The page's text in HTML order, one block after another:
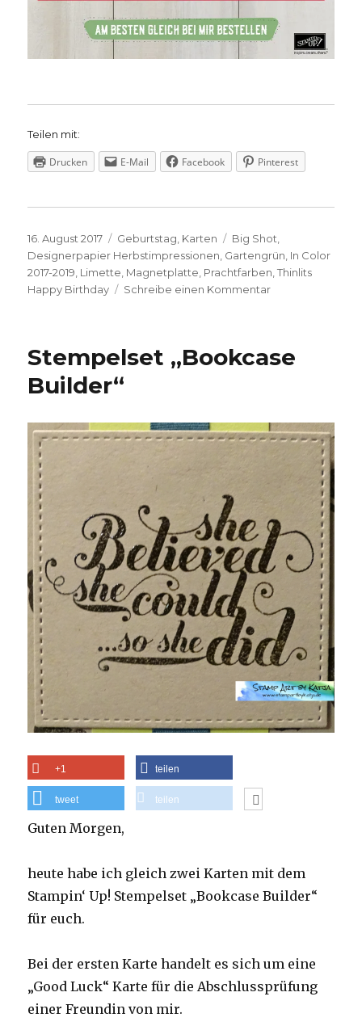
Teilen mit:
Drucken E-Mail Facebook Pinterest
Veröffentlicht
am
16. August 2017 Kategorien
Geburtstag, Karten Schlagwörter
Big Shot,
Designerpapier Herbstimpressionen, Gartengrün, In Color
2017-2019, Limette, Magnetplatte, Prachtfarben,Thinlits
Happy Birthday
Schreibe einen Kommentarzu
Stempelset „Bookcase
Builder“
+1 teilen
tweet teilen
Guten Morgen,
heute habe ich gleich zwei Karten mit dem
Stampin‘ Up! Stempelset „Bookcase Builder“
für euch.
Bei der ersten Karte handelt es sich um eine
„Good Luck“ Karte für die Abschlussprüfung
einer Freundin von mir.